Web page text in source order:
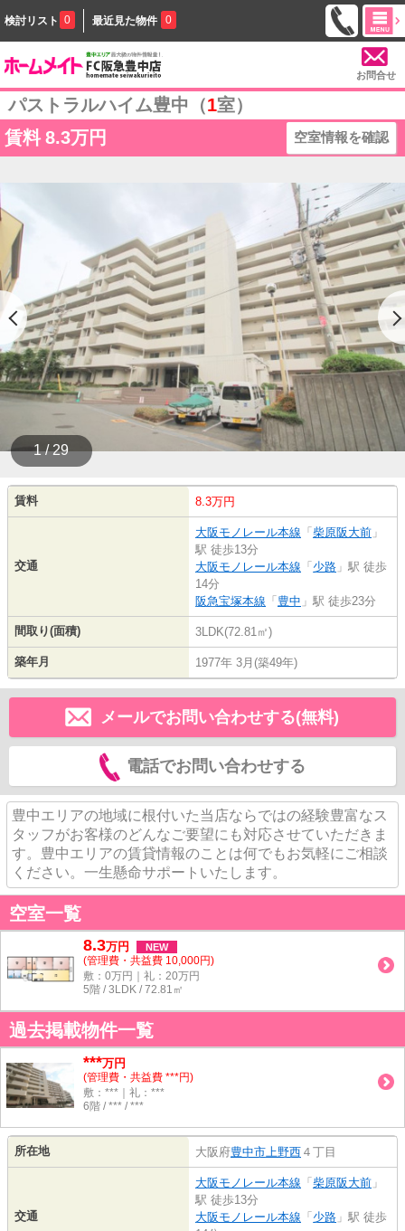
検討リスト 0 最近見た物件 0
お問合せ
パストラルハイム豊中（1室）
賃料 8.3万円 空室情報を確認
1 / 29
賃料 8.3万円
交通
大阪モノレール本線 「 柴原阪大前 」
駅 徒歩13分
大阪モノレール本線 「 少路 」駅 徒歩
14分
阪急宝塚本線 「 豊中 」駅 徒歩23分
間取り(面積) 3LDK(72.81㎡)
築年月 1977年 3月(築49年)
メールでお問い合わせする(無料)
電話でお問い合わせする
豊中エリアの地域に根付いた当店ならではの経験豊富なス
タッフがお客様のどんなご要望にも対応させていただきま
す。豊中エリアの賃貸情報のことは何でもお気軽にご相談
ください。一生懸命サポートいたします。
空室一覧
8.3万円 NEW
(管理費・共益費 10,000円)
敷：0万円｜礼：20万円
5階 / 3LDK / 72.81㎡
過去掲載物件一覧
***万円
(管理費・共益費 ***円)
敷：***｜礼：***
6階 / *** / ***
所在地 大阪府豊中市上野西 ４丁目
交通
大阪モノレール本線 「 柴原阪大前 」
駅 徒歩13分
大阪モノレール本線 「 少路 」駅 徒歩